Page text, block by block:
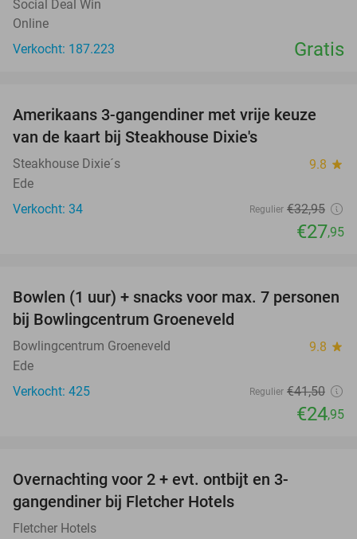
Social Deal Win
Online
Verkocht: 187.223
Gratis
15%
Amerikaans 3-gangendiner met vrije keuze
van de kaart bij Steakhouse Dixie's
Steakhouse Dixie´s 9.8 star
Ede
Verkocht: 34
Regulier €32,95
€27,95
40%
Bowlen (1 uur) + snacks voor max. 7 personen
bij Bowlingcentrum Groeneveld
Bowlingcentrum Groeneveld 9.8 star
Ede
Verkocht: 425
Regulier €41,50
€24,95
Overnachting voor 2 + evt. ontbijt en 3-
gangendiner bij Fletcher Hotels
Fletcher Hotels